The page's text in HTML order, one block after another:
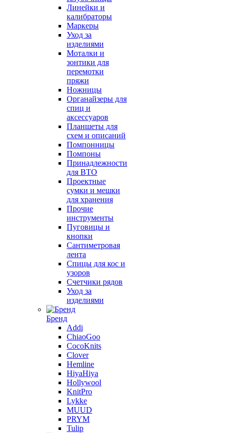
Линейки и
калибраторы
Маркеры
Уход за
изделиями
Моталки и
зонтики для
перемотки
пряжи
Ножницы
Органайзеры для
спиц и
аксессуаров
Планшеты для
схем и описаний
Помпонницы
Помпоны
Принадлежности
для ВТО
Проектные
сумки и мешки
для хранения
Прочие
инструменты
Пуговицы и
кнопки
Сантиметровая
лента
Спицы для кос и
узоров
Счетчики рядов
Уход за
изделиями
Бренд
Addi
ChiaoGoo
CocoKnits
Clover
Hemline
HiyaHiya
Hollywool
KnitPro
Lykke
MUUD
PRYM
Tulip